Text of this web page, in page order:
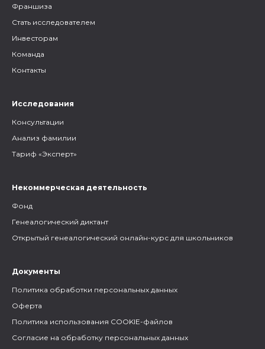
Франшиза
Стать исследователем
Инвесторам
Команда
Контакты
Исследования
Консультации
Анализ фамилии
Тариф «Эксперт»
Некоммерческая деятельность
Фонд
Генеалогический диктант
Открытый генеалогический онлайн-курс для школьников
Документы
Политика обработки персональных данных
Оферта
Политика использования COOKIE-файлов
Согласие на обработку персональных данных